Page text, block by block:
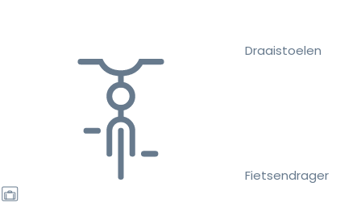
Draaistoelen
Fietsendrager